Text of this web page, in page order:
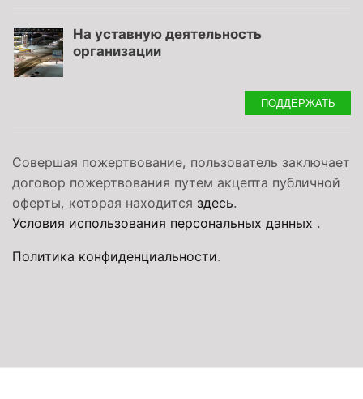
На уставную деятельность
организации
ПОДДЕРЖАТЬ
Совершая пожертвование, пользователь заключает
договор пожертвования путем акцепта публичной
оферты, которая находится здесь.
Условия использования персональных данных .
Политика конфиденциальности.